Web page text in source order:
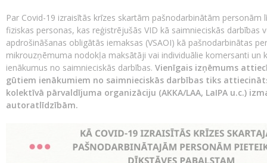
Par Covid-19 izraisītās krīzes skartām pašnodarbinātām
fiziskas personas, kas reģistrējušās VID kā saimnieciskās darbības
apdrošināšanas obligātās iemaksas (VSAOI) kā pašnodarbinātas
mikrouzņēmuma nodokļa maksātāji vai individuālie komersanti un
ienākumus no saimnieciskās darbības. Vienīgais izņēmums
gūtiem ienākumiem no saimnieciskās darbības tiks
kolektīvā pārvaldījuma organizāciju (AKKA/LAA, LaIPA u.c.)
autoratlīdzībām.